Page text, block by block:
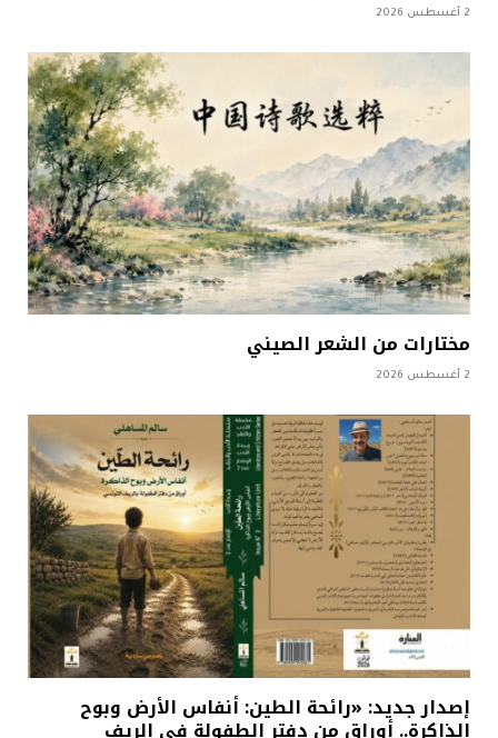
2 أغسطس 2026
مختارات من الشعر الصيني
2 أغسطس 2026
إصدار جديد: «رائحة الطين: أنفاس الأرض وبوح
الذاكرة.. أوراق من دفتر الطفولة في الريف